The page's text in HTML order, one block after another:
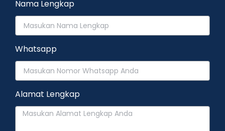
Nama Lengkap
Whatsapp
Alamat Lengkap